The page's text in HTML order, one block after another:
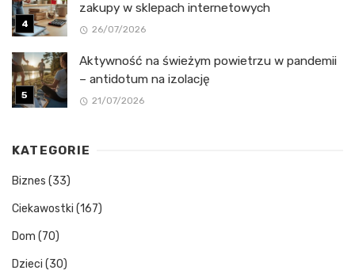
zakupy w sklepach internetowych
26/07/2026
Aktywność na świeżym powietrzu w pandemii
– antidotum na izolację
21/07/2026
KATEGORIE
Biznes (33)
Ciekawostki (167)
Dom (70)
Dzieci (30)